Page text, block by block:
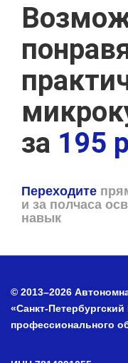
за 195
Переходите
и за полчаса
навык
© 2013–2026
«Санкт-
профессионального